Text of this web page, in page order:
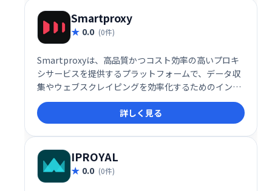
Smartproxy
0.0 (0件)
Smartproxyは、高品質かつコスト効率の高いプロキ
シサービスを提供するプラットフォームで、データ収
集やウェブスクレイピングを効率化するためのインフ
ラを備えています。
詳しく見る
IPROYAL
0.0 (0件)